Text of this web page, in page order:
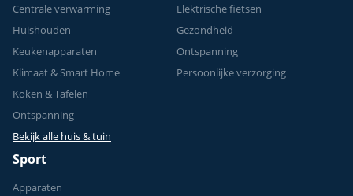
Centrale verwarming
Huishouden
Keukenapparaten
Klimaat & Smart Home
Koken & Tafelen
Ontspanning
Bekijk alle huis & tuin
Elektrische fietsen
Gezondheid
Ontspanning
Persoonlijke verzorging
Sport
Apparaten